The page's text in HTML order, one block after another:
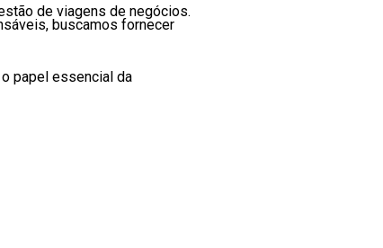
de viagens de negócios.
buscamos fornecer
papel essencial da